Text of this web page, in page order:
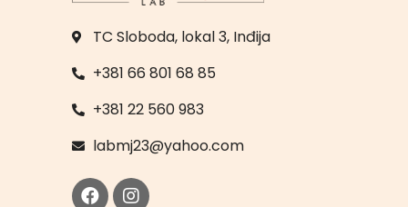
TC Sloboda, lokal 3, Inđija
+381 66 801 68 85
+381 22 560 983
labmj23@yahoo.com